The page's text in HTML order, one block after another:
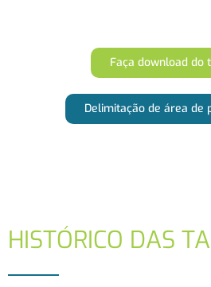
Faça download do
Delimitação de área de
HISTÓRICO DAS